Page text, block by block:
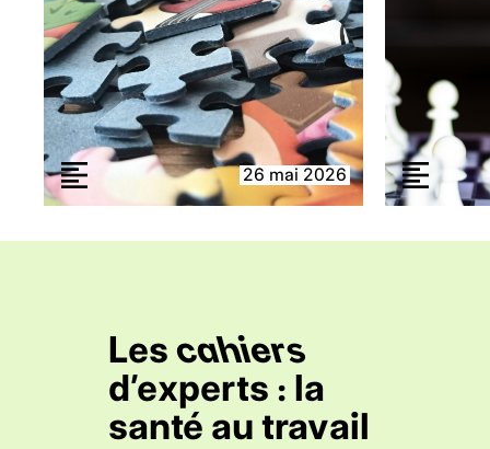
26 mai 2026
Lescahiers
d’experts : la
santé au travail